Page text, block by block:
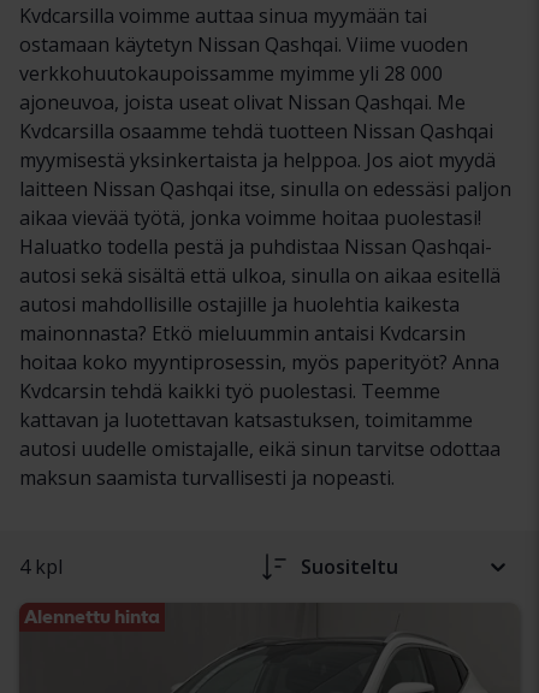
Kvdcarsilla voimme auttaa sinua myymään tai
ostamaan käytetyn Nissan Qashqai. Viime vuoden
verkkohuutokaupoissamme myimme yli 28 000
ajoneuvoa, joista useat olivat Nissan Qashqai. Me
Kvdcarsilla osaamme tehdä tuotteen Nissan Qashqai
myymisestä yksinkertaista ja helppoa. Jos aiot myydä
laitteen Nissan Qashqai itse, sinulla on edessäsi paljon
aikaa vievää työtä, jonka voimme hoitaa puolestasi!
Haluatko todella pestä ja puhdistaa Nissan Qashqai-
autosi sekä sisältä että ulkoa, sinulla on aikaa esitellä
autosi mahdollisille ostajille ja huolehtia kaikesta
mainonnasta? Etkö mieluummin antaisi Kvdcarsin
hoitaa koko myyntiprosessin, myös paperityöt? Anna
Kvdcarsin tehdä kaikki työ puolestasi. Teemme
kattavan ja luotettavan katsastuksen, toimitamme
autosi uudelle omistajalle, eikä sinun tarvitse odottaa
maksun saamista turvallisesti ja nopeasti.
4 kpl Suositeltu
Alennettu hinta